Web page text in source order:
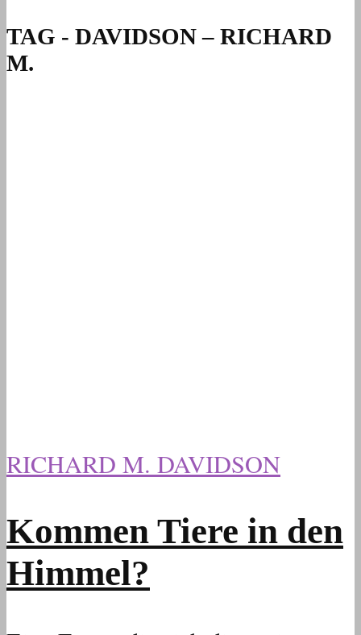
TAG - DAVIDSON – RICHARD
M.
RICHARD M. DAVIDSON
Kommen Tiere in den
Himmel?